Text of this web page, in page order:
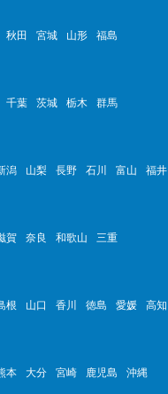
秋田 宮城 山形 福島
千葉 茨城 栃木 群馬
潟 山梨 長野 石川 富山 福井
賀 奈良 和歌山 三重
根 山口 香川 徳島 愛媛 高知
本 大分 宮崎 鹿児島 沖縄